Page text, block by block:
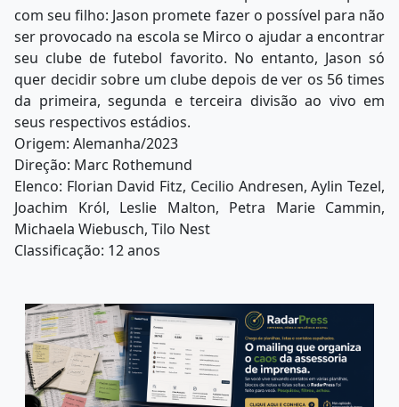
com seu filho: Jason promete fazer o possível para não
ser provocado na escola se Mirco o ajudar a encontrar
seu clube de futebol favorito. No entanto, Jason só
quer decidir sobre um clube depois de ver os 56 times
da primeira, segunda e terceira divisão ao vivo em
seus respectivos estádios.
Origem: Alemanha/2023
Direção: Marc Rothemund
Elenco: Florian David Fitz, Cecilio Andresen, Aylin Tezel,
Joachim Król, Leslie Malton, Petra Marie Cammin,
Michaela Wiebusch, Tilo Nest
Classificação: 12 anos